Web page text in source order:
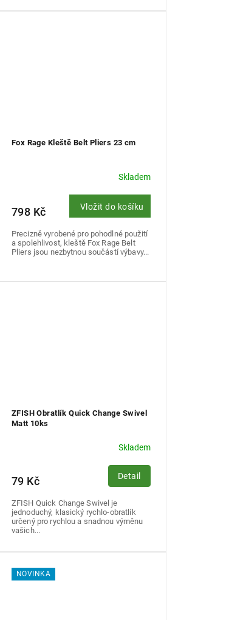
Fox Rage Kleště Belt Pliers 23 cm
Skladem
798 Kč Vložit do košíku
Precizně vyrobené pro pohodlné použití
a spolehlivost, kleště Fox Rage Belt
Pliers jsou nezbytnou součástí výbavy...
ZFISH Obratlík Quick Change Swivel
Matt 10ks
Skladem
79 Kč Detail
ZFISH Quick Change Swivel je
jednoduchý, klasický rychlo-obratlík
určený pro rychlou a snadnou výměnu
vašich...
NOVINKA